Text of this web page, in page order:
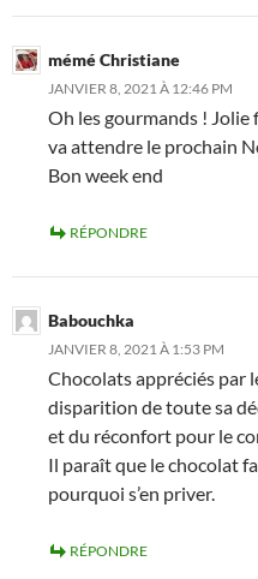
mémé Christiane
JANVIER 8, 2021 À 12:46 PM
Oh les gourmands !
va attendre le prochain
Bon week end
RÉPONDRE
Babouchka
JANVIER 8, 2021 À 1:53 PM
Chocolats appréciés par
disparition de toute sa
et du réconfort pour le
Il paraît que le chocolat
pourquoi s’en priver.
RÉPONDRE